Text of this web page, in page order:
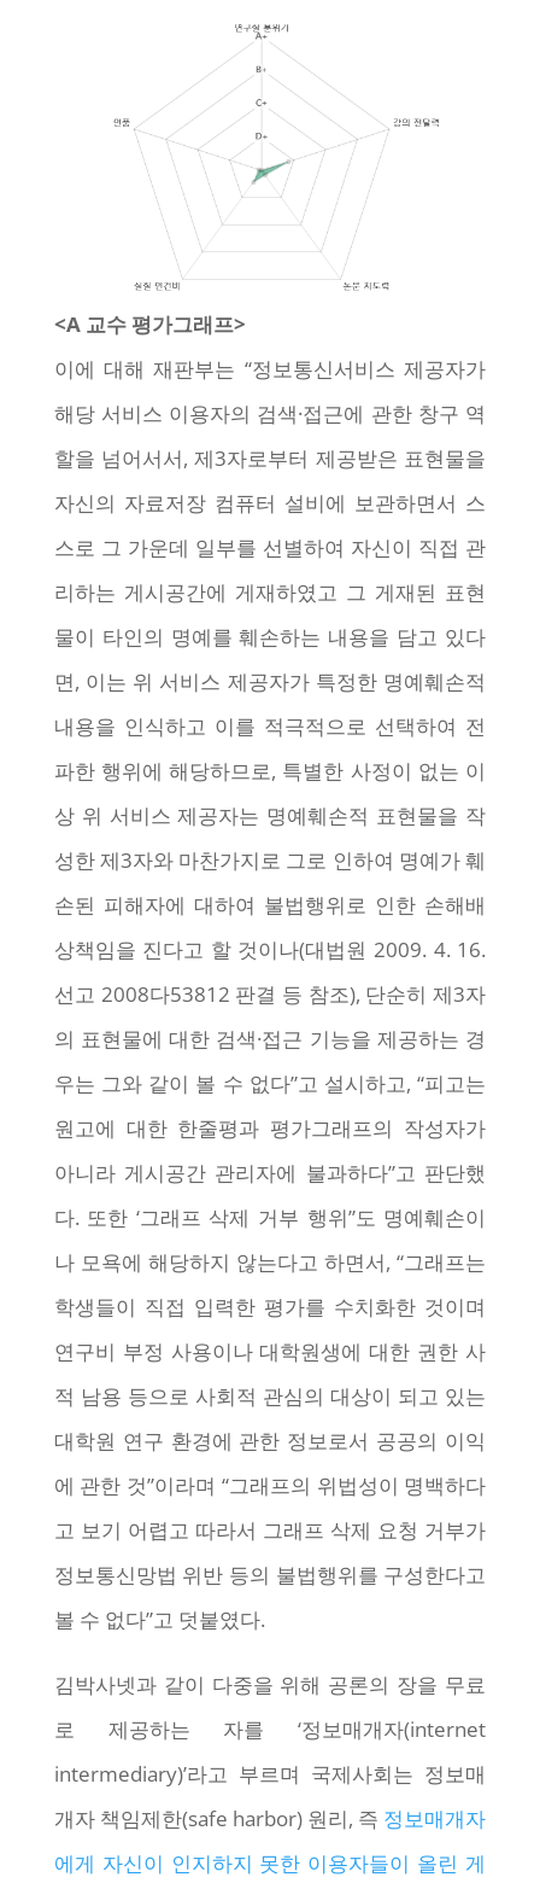
<A 교수 평가그래프>
이에 대해 재판부는 “정보통신서비스 제공자가
해당 서비스 이용자의 검색·접근에 관한 창구 역
할을 넘어서서, 제3자로부터 제공받은 표현물을
자신의 자료저장 컴퓨터 설비에 보관하면서 스
스로 그 가운데 일부를 선별하여 자신이 직접 관
리하는 게시공간에 게재하였고 그 게재된 표현
물이 타인의 명예를 훼손하는 내용을 담고 있다
면, 이는 위 서비스 제공자가 특정한 명예훼손적
내용을 인식하고 이를 적극적으로 선택하여 전
파한 행위에 해당하므로, 특별한 사정이 없는 이
상 위 서비스 제공자는 명예훼손적 표현물을 작
성한 제3자와 마찬가지로 그로 인하여 명예가 훼
손된 피해자에 대하여 불법행위로 인한 손해배
상책임을 진다고 할 것이나(대법원 2009. 4. 16.
선고 2008다53812 판결 등 참조), 단순히 제3자
의 표현물에 대한 검색·접근 기능을 제공하는 경
우는 그와 같이 볼 수 없다”고 설시하고, “피고는
원고에 대한 한줄평과 평가그래프의 작성자가
아니라 게시공간 관리자에 불과하다”고 판단했
다. 또한 ‘그래프 삭제 거부 행위”도 명예훼손이
나 모욕에 해당하지 않는다고 하면서, “그래프는
학생들이 직접 입력한 평가를 수치화한 것이며
연구비 부정 사용이나 대학원생에 대한 권한 사
적 남용 등으로 사회적 관심의 대상이 되고 있는
대학원 연구 환경에 관한 정보로서 공공의 이익
에 관한 것”이라며 “그래프의 위법성이 명백하다
고 보기 어렵고 따라서 그래프 삭제 요청 거부가
정보통신망법 위반 등의 불법행위를 구성한다고
볼 수 없다”고 덧붙였다.
김박사넷과 같이 다중을 위해 공론의 장을 무료
로 제공하는 자를 ‘정보매개자(internet
intermediary)’라고 부르며 국제사회는 정보매
개자 책임제한(safe harbor) 원리, 즉 정보매개자
에게 자신이 인지하지 못한 이용자들이 올린 게